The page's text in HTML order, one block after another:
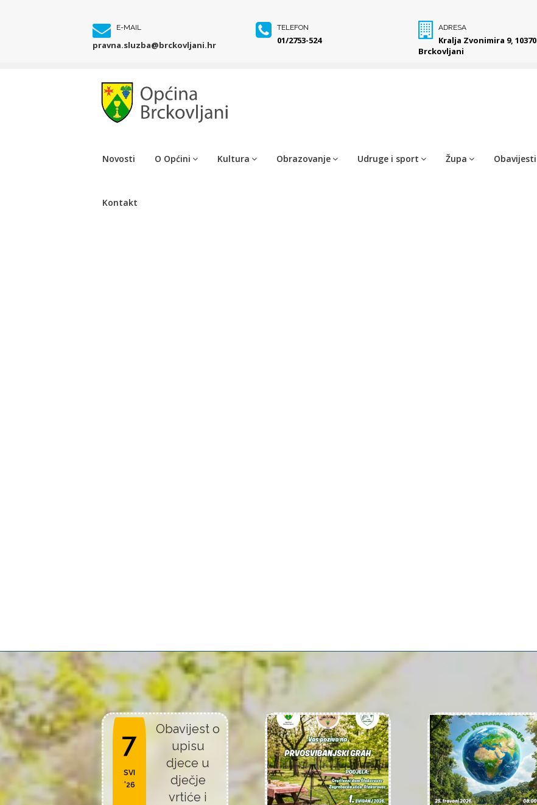
E-MAIL
pravna.sluzba@brckovljani.hr
TELEFON
01/2753-524
ADRESA
Kralja Zvonimira 9, 10370
Brckovljani
Novosti O Općini Kultura Obrazovanje Udruge i sport Župa Obavijesti
Kontakt
7
SVI
'26
Obavijest o
upisu
djece u
dječje
vrtiće i